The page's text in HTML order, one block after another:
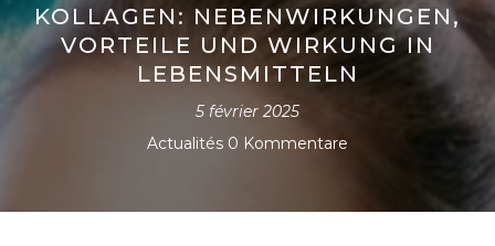
KOLLAGEN: NEBENWIRKUNGEN,
VORTEILE UND WIRKUNG IN
LEBENSMITTELN
5 février 2025
Actualités 0 Kommentare